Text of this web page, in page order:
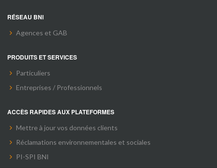
RÉSEAU BNI
Agences et GAB
PRODUITS ET SERVICES
Particuliers
Entreprises / Professionnels
ACCÈS RAPIDES AUX PLATEFORMES
Mettre à jour vos données clients
Réclamations environnementales et sociales
PI-SPI BNI